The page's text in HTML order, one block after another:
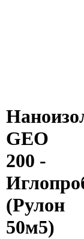
GEO
200 -
(Рулон
50м5)